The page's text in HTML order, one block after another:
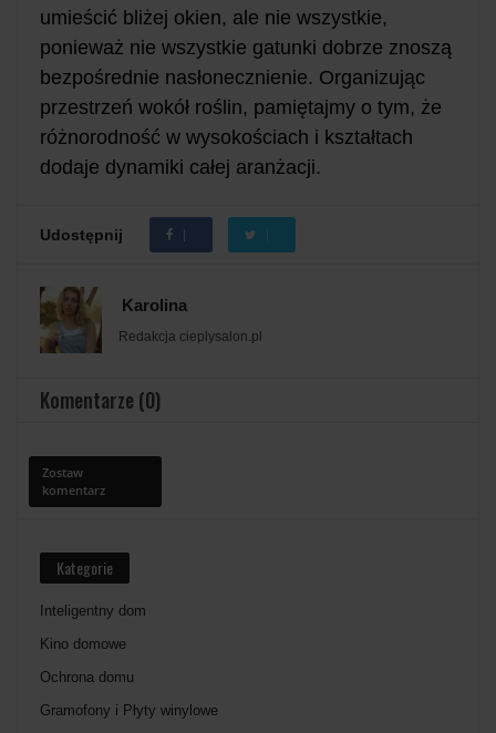
umieścić bliżej okien, ale nie wszystkie,
ponieważ nie wszystkie gatunki dobrze znoszą
bezpośrednie nasłonecznienie. Organizując
przestrzeń wokół roślin, pamiętajmy o tym, że
różnorodność w wysokościach i kształtach
dodaje dynamiki całej aranżacji.
Udostępnij
Karolina
Redakcja cieplysalon.pl
Komentarze (0)
Zostaw
komentarz
Kategorie
Inteligentny dom
Kino domowe
Ochrona domu
Gramofony i Płyty winylowe